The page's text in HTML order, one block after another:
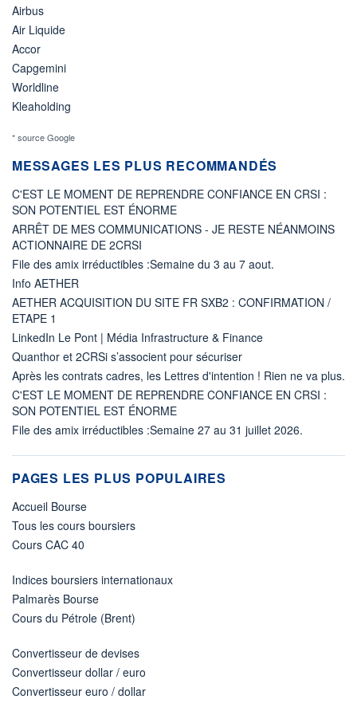
Airbus
Air Liquide
Accor
Capgemini
Worldline
Kleaholding
* source Google
MESSAGES LES PLUS RECOMMANDÉS
C'EST LE MOMENT DE REPRENDRE CONFIANCE EN CRSI :
SON POTENTIEL EST ÉNORME
ARRÊT DE MES COMMUNICATIONS - JE RESTE NÉANMOINS
ACTIONNAIRE DE 2CRSI
File des amix irréductibles :Semaine du 3 au 7 aout.
Info AETHER
AETHER ACQUISITION DU SITE FR SXB2 : CONFIRMATION /
ETAPE 1
LinkedIn Le Pont | Média Infrastructure & Finance
Quanthor et 2CRSi s’associent pour sécuriser
Après les contrats cadres, les Lettres d'intention ! Rien ne va plus.
C'EST LE MOMENT DE REPRENDRE CONFIANCE EN CRSI :
SON POTENTIEL EST ÉNORME
File des amix irréductibles :Semaine 27 au 31 juillet 2026.
PAGES LES PLUS POPULAIRES
Accueil Bourse
Tous les cours boursiers
Cours CAC 40
Indices boursiers internationaux
Palmarès Bourse
Cours du Pétrole (Brent)
Convertisseur de devises
Convertisseur dollar / euro
Convertisseur euro / dollar